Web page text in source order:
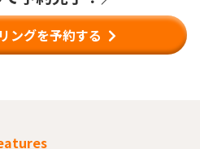
ングを予約する